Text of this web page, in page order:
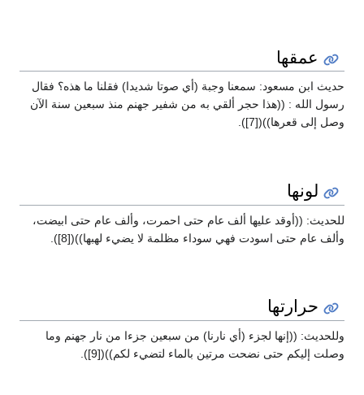
عمقها
حديث ابن مسعود: سمعنا وجبة (أي صوتا شديدا) فقلنا ما هذه؟ فقال
رسول الله : ((هذا حجر ألقي به من شفير جهنم منذ سبعين سنة الآن
وصل إلى قعرها))([7]).
لونها
للحديث: ((أوقد عليها ألف عام حتى احمرت، وألف عام حتى ابيضت،
وألف عام حتى اسودت فهي سوداء مظلمة لا يضيء لهبها))([8]).
حرارتها
وللحديث: ((إنها لجزء (أي نارنا) من سبعين جزءا من نار جهنم وما
وصلت إليكم حتى نضحت مرتين بالماء لتضيء لكم))([9]).